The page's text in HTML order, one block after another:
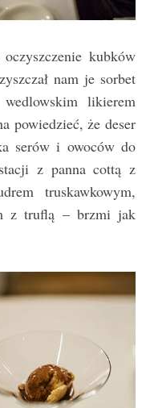
kubków
nam je sorbet
likierem
powiedzieć, że deser
serów i owoców do
z panna cottą z
truskawkowym,
z truflą – brzmi jak